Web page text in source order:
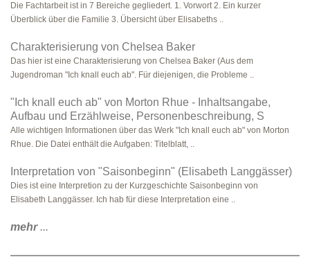
Die Fachtarbeit ist in 7 Bereiche gegliedert. 1. Vorwort 2. Ein kurzer
Überblick über die Familie 3. Übersicht über Elisabeths ..
Charakterisierung von Chelsea Baker
Das hier ist eine Charakterisierung von Chelsea Baker (Aus dem
Jugendroman "Ich knall euch ab". Für diejenigen, die Probleme ..
"Ich knall euch ab" von Morton Rhue - Inhaltsangabe,
Aufbau und Erzählweise, Personenbeschreibung, S
Alle wichtigen Informationen über das Werk "Ich knall euch ab" von Morton
Rhue. Die Datei enthält die Aufgaben: Titelblatt, ..
Interpretation von "Saisonbeginn" (Elisabeth Langgässer)
Dies ist eine Interpretion zu der Kurzgeschichte Saisonbeginn von
Elisabeth Langgässer. Ich hab für diese Interpretation eine ..
mehr...